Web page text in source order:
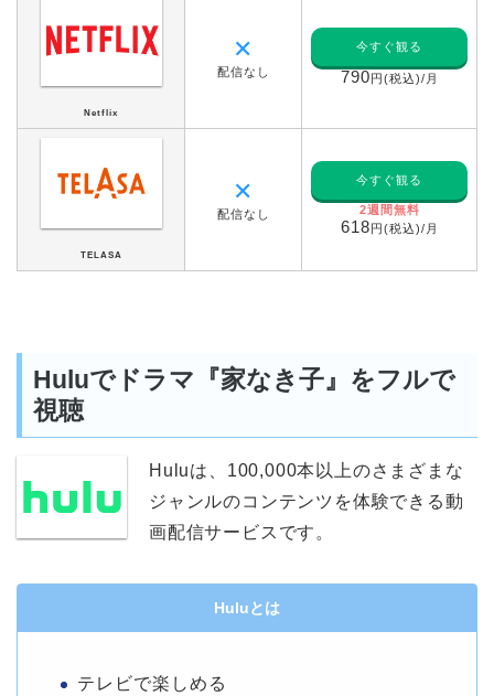
Netflix
✕
配信なし
今すぐ観る
790円(税込)/月
TELASA
✕
配信なし
今すぐ観る
2週間無料
618円(税込)/月
Huluでドラマ『家なき子』をフルで
視聴
Huluは、100,000本以上のさまざまな
ジャンルのコンテンツを体験できる動
画配信サービスです。
Huluとは
テレビで楽しめる